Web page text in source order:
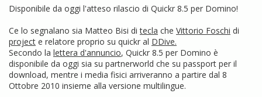
Disponibile da oggi l'atteso rilascio di Quickr 8.5 per Domino!
Ce lo segnalano sia Matteo Bisi ditecla che Vittorio Foschi di
project e relatore proprio su quickr al DDive.
Secondo la lettera d'annuncio, Quickr 8.5 per Domino è
disponibile da oggi sia su partnerworld che su passport per il
download, mentre i media fisici arriveranno a partire dal 8
Ottobre 2010 insieme alla versione multilingue.